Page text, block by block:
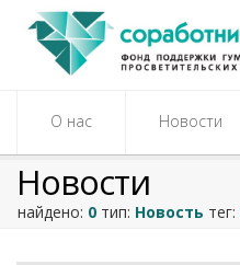
О нас Новости
Новости
найдено: 0 тип: Новость тег: